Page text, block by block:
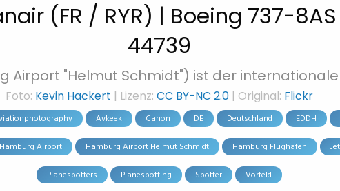
(FR / RYR) | Boeing 737-8AS
44739
Airport "Helmut Schmidt") ist der
Foto: Kevin Hackert | Lizenz: CC BY-NC 2.0 | Original: Flickr
Avkeek Canon DE Deutschland EDDH
Hamburg Airport Hamburg Airport Helmut Schmidt Hamburg Flughafen
Planespotters Planespotting Spotter Vorfeld